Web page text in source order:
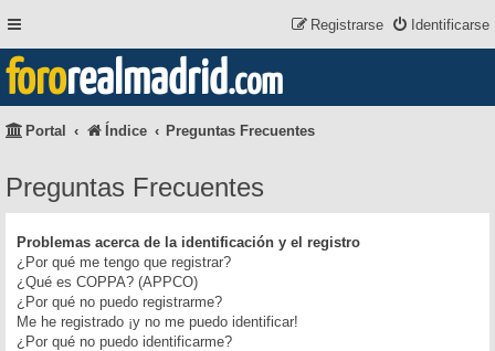
Identificarse
Registrarse
fororealmadrid.com
Portal Índice Preguntas Frecuentes
Preguntas Frecuentes
Problemas acerca de la identificación y el registro
¿Por qué me tengo que registrar?
¿Qué es COPPA? (APPCO)
¿Por qué no puedo registrarme?
Me he registrado ¡y no me puedo identificar!
¿Por qué no puedo identificarme?